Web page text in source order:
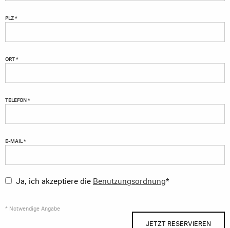
PLZ *
ORT *
TELEFON *
E-MAIL *
Ja, ich akzeptiere die Benutzungsordnung*
* Notwendige Angabe
JETZT RESERVIEREN